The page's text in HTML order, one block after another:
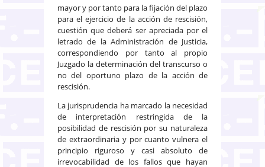
mayor y por tanto para la fijación del plazo
para el ejercicio de la acción de rescisión,
cuestión que deberá ser apreciada por el
letrado de la Administración de Justicia,
correspondiendo por tanto al propio
Juzgado la determinación del transcurso o
no del oportuno plazo de la acción de
rescisión.
La jurisprudencia ha marcado la necesidad
de interpretación restringida de la
posibilidad de rescisión por su naturaleza
de extraordinaria y por cuanto vulnera el
principio riguroso y casi absoluto de
irrevocabilidad de los fallos que hayan